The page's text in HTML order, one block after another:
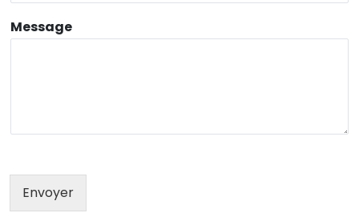
Message
Envoyer